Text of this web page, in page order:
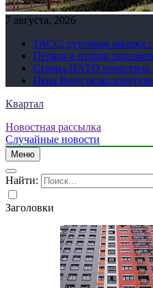
7 августа, 2026
ТАСС: суточная закачка
Первая и вторая
Страна НАТО нарастила
Цена Brent резко взлетела
Квартал
Новостная рассылка
Случайные новости
Меню
Найти:
Заголовки